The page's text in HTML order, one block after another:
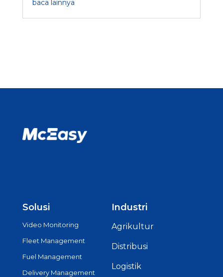
baca lainnya
Solusi
Video Monitoring
Fleet Management
Fuel Management
Delivery Management
Industri
Agrikultur
Distribusi
Logistik